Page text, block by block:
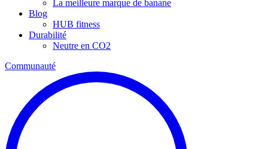
La meilleure marque de banane
Blog
HUB fitness
Durabilité
Neutre en CO2
Communauté